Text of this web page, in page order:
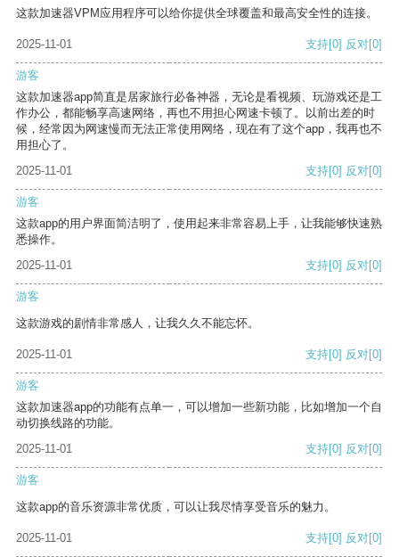
这款加速器VPM应用程序可以给你提供全球覆盖和最高安全性的连接。
2025-11-01 支持[0] 反对[0]
游客
这款加速器app简直是居家旅行必备神器，无论是看视频、玩游戏还是工
作办公，都能畅享高速网络，再也不用担心网速卡顿了。以前出差的时
候，经常因为网速慢而无法正常使用网络，现在有了这个app，我再也不
用担心了。
2025-11-01
支持[0] 反对[0]
游客
这款app的用户界面简洁明了，使用起来非常容易上手，让我能够快速熟
悉操作。
2025-11-01
支持[0] 反对[0]
游客
这款游戏的剧情非常感人，让我久久不能忘怀。
2025-11-01 支持[0] 反对[0]
游客
这款加速器app的功能有点单一，可以增加一些新功能，比如增加一个自
动切换线路的功能。
2025-11-01
支持[0] 反对[0]
游客
这款app的音乐资源非常优质，可以让我尽情享受音乐的魅力。
2025-11-01 支持[0] 反对[0]